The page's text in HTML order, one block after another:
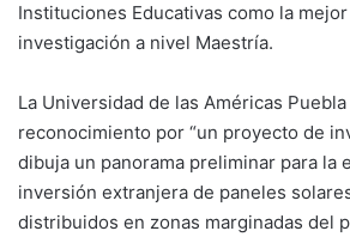
Instituciones Educativas como la
investigación a nivel Maestría.
La Universidad de las Américas
reconocimiento por “un proyecto de
dibuja un panorama preliminar para la
inversión extranjera de paneles
distribuidos en zonas marginadas del